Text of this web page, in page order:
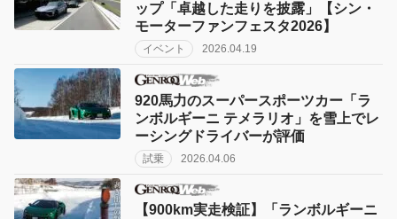
ップ「卓越した走りを披露」【シン・
モーターファンフェスタ2026】
イベント 2026.04.19
920馬力のスーパースポーツカー「ラ
ンボルギーニ テメラリオ」を雪上でレ
ーシングドライバーが評価
試乗 2026.04.06
【900km実走検証】「ランボルギーニ